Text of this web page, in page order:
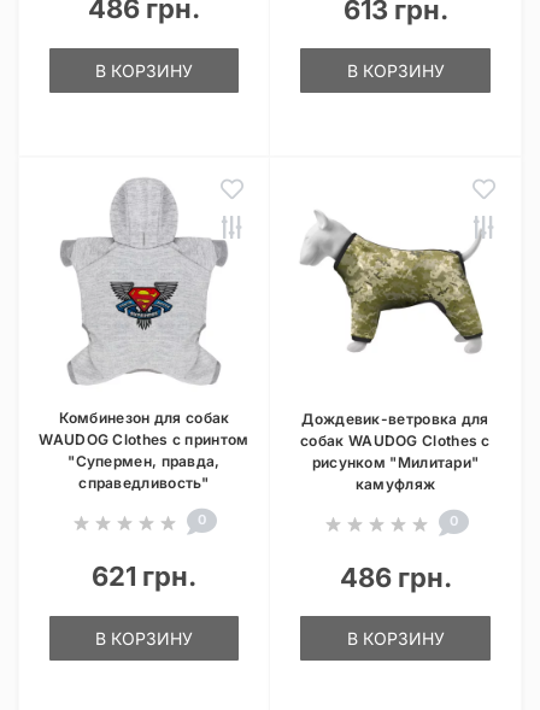
486 грн.
В КОРЗИНУ
613 грн.
В КОРЗИНУ
Комбинезон для собак
WAUDOG Clothes с принтом
"Супермен, правда,
справедливость"
0
621 грн.
В КОРЗИНУ
Дождевик-ветровка для
собак WAUDOG Clothes с
рисунком "Милитари"
камуфляж
0
486 грн.
В КОРЗИНУ